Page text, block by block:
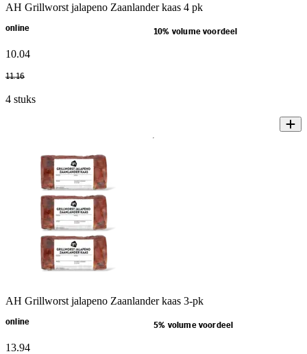
AH Grillworst jalapeno Zaanlander kaas 4 pk
online 10% volume voordeel
10.04
11.16
4 stuks
AH Grillworst jalapeno Zaanlander kaas 3-pk
online 5% volume voordeel
13.94